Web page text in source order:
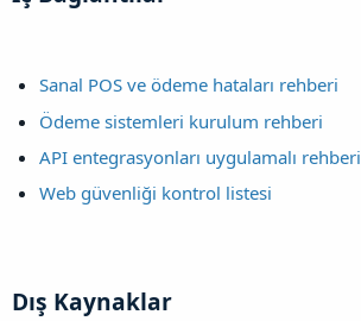
Sanal POS ve ödeme hataları rehberi
Ödeme sistemleri kurulum rehberi
API entegrasyonları uygulamalı rehberi
Web güvenliği kontrol listesi
Dış Kaynaklar​